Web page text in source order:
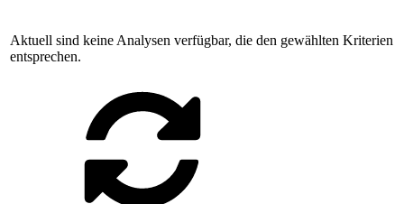
Aktuell sind keine Analysen verfügbar, die den gewählten Kriterien
entsprechen.